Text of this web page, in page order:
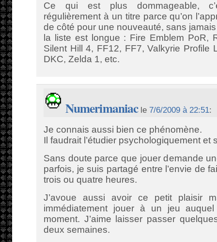
Ce qui est plus dommageable,
régulièrement à un titre parce qu’on
de côté pour une nouveauté, sans
la liste est longue : Fire Emblem PoR,
Silent Hill 4, FF12, FF7, Valkyrie Profile
DKC, Zelda 1, etc.
Numerimaniacle 7/6/2009 à 22:51:
Je connais aussi bien ce phénomène.
Il faudrait l’étudier psychologiquement et
Sans doute parce que jouer demande
parfois, je suis partagé entre l’envie de
trois ou quatre heures.
J’avoue aussi avoir ce petit plaisir
immédiatement jouer à un jeu
moment. J’aime laisser passer
deux semaines.